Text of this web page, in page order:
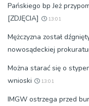
Pańskiego bp Jeż
[ZDJĘCIA]
13:01
Mężczyzna został
nowosądeckiej
Można starać się o
wnioski
13:01
IMGW ostrzega przed